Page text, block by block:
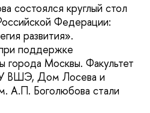
состоялся круглый стол
Федерации:
развития».
поддержке
города Москвы. Факультет
ВШЭ, Дом Лосева и
А.П. Боголюбова стали